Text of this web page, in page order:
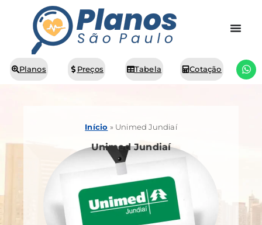
Planos Preços Tabela Cotação
Início » Unimed Jundiaí
Unimed Jundiaí